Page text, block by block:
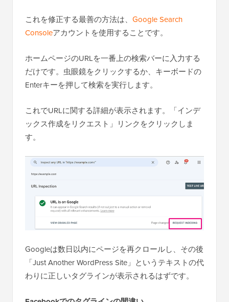
これを修正する最善の方法は、 Google Search
Consoleアカウントを使用することです。
ホームページのURLを一番上の検索バーに入力する
だけです。虫眼鏡をクリックするか、キーボードの
Enterキーを押して検索を実行します。
これでURLに関する詳細が表示されます。「インデ
ックス作成をリクエスト」リンクをクリックしま
す。
Googleは数日以内にページを再クロールし、その後
「Just Another WordPress Site」というテキストの代
わりに正しいタグラインが表示されるはずです。